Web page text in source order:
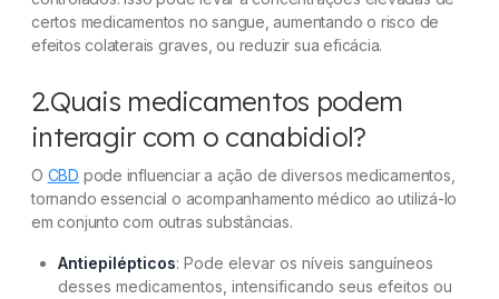
6. O canabidiol pode ajudar a reduzir o desejo de
fumar?
7.Quais são as principais doenças que podem
ser tratadas com canabidiol?
8.Quanto tempo o CBD fica no sangue?
9.Como acelerar a eliminação do CBD do corpo?
10. Quais os riscos de usar canabidiol?
certos medicamentos no sangue, aumentando o risco de
efeitos colaterais graves, ou reduzir sua eficácia.
2.Quais medicamentos podem
interagir com o canabidiol?
O CBD pode influenciar a ação de diversos medicamentos,
tornando essencial o acompanhamento médico ao utilizá-lo
em conjunto com outras substâncias.
Antiepilépticos: Pode elevar os níveis sanguíneos
desses medicamentos, intensificando seus efeitos ou